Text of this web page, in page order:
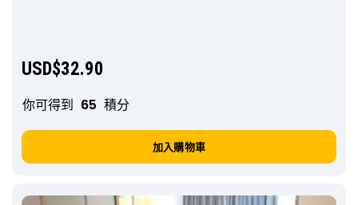
USD$32.90
你可得到 65 積分
加入購物車